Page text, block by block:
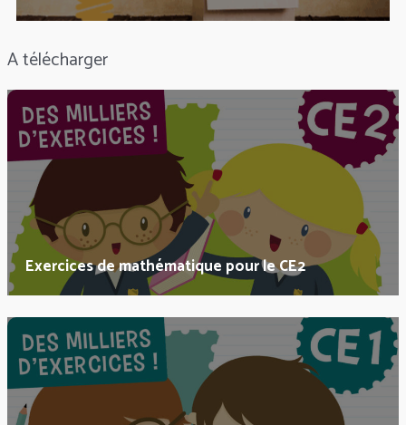
A télécharger
Exercices de mathématique pour le CE2